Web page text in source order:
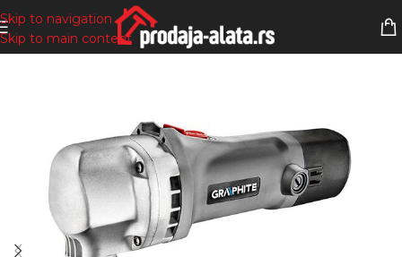
Skip to navigation
Skip to main content